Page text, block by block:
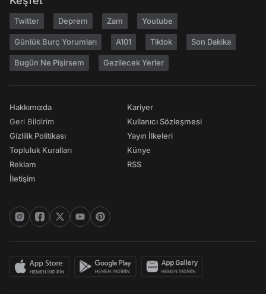
Twitter Deprem Zam Youtube
Günlük Burç Yorumları A101 Tiktok Son Dakika
Bugün Ne Pişirsem Gezilecek Yerler
Hakkımızda
Geri Bildirim
Gizlilik Politikası
Topluluk Kuralları
Reklam
İletişim
Kariyer
Kullanıcı Sözleşmesi
Yayın İlkeleri
Künye
RSS